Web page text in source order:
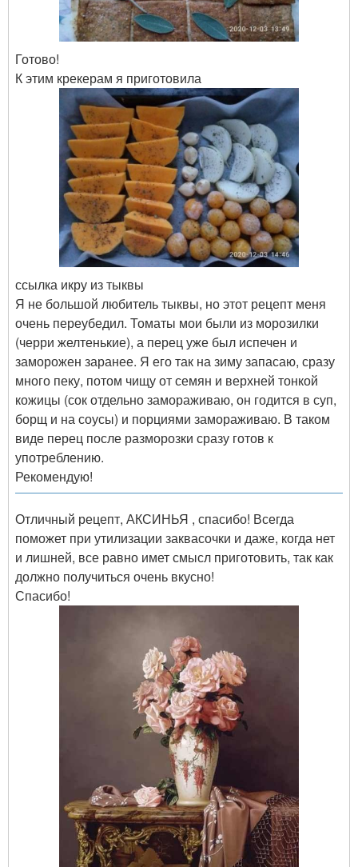
Готово!
К этим крекерам я приготовила
ссылка икру из тыквы
Я не большой любитель тыквы, но этот рецепт меня
очень переубедил. Томаты мои были из морозилки
(черри желтенькие), а перец уже был испечен и
заморожен заранее. Я его так на зиму запасаю, сразу
много пеку, потом чищу от семян и верхней тонкой
кожицы (сок отдельно замораживаю, он годится в суп,
борщ и на соусы) и порциями замораживаю. В таком
виде перец после разморозки сразу готов к
употреблению.
Рекомендую!
Отличный рецепт, АКСИНЬЯ , спасибо! Всегда
поможет при утилизации заквасочки и даже, когда нет
и лишней, все равно имет смысл приготовить, так как
должно получиться очень вкусно!
Спасибо!